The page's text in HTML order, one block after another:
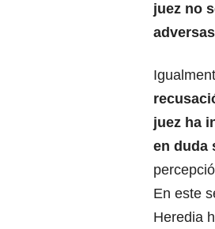
juez no
juez ha
en duda
En este
Heredia